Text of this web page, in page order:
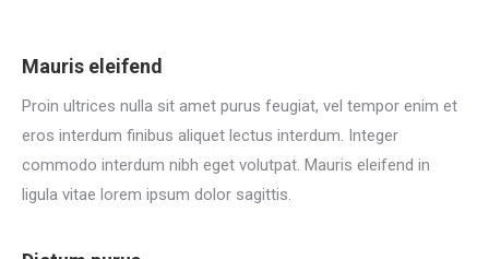
Mauris eleifend
Proin ultrices nulla sit amet purus feugiat, vel tempor enim et
eros interdum finibus aliquet lectus interdum. Integer
commodo interdum nibh eget volutpat. Mauris eleifend in
ligula vitae lorem ipsum dolor sagittis.